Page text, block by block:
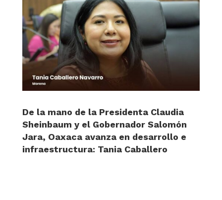
De la mano de la Presidenta Claudia
Sheinbaum y el Gobernador Salomón
Jara, Oaxaca avanza en desarrollo e
infraestructura: Tania Caballero